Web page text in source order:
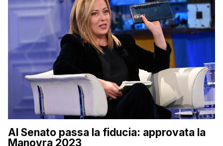
Al Senato passa la fiducia: approvata la
Manovra 2023